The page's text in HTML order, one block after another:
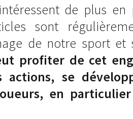
de plus en
sont
de notre sport et
profiter de cet
actions, se
en